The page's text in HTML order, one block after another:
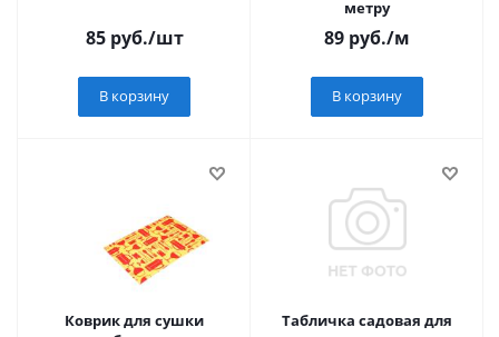
85руб./шт
В корзину
метру
89 руб./м
В корзину
Коврик для сушки
Табличка садовая для